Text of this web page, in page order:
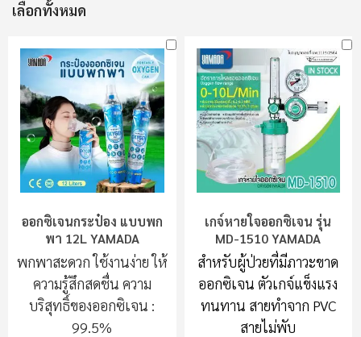
เลือกทั้งหมด
ออกซิเจนกระป๋อง แบบพก
พา 12L YAMADA
พกพาสะดวก ใช้งานง่าย ให้
ความรู้สึกสดชื่น ความ
บริสุทธิ์ของออกซิเจน :
99.5%
เกจ์หายใจออกซิเจน รุ่น
MD-1510 YAMADA
สำหรับผู้ป่วยที่มีภาวะขาด
ออกซิเจน ตัวเกจ์แข็งแรง
ทนทาน สายทำจาก PVC
สายไม่พับ